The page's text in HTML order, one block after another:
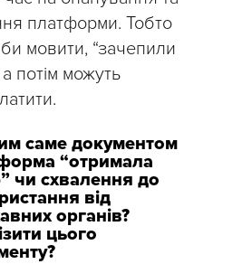
платформи. Тобто
мовити, “зачепили
потім можуть
саме документом
“отримала
чи схвалення до
від
органів?
цього